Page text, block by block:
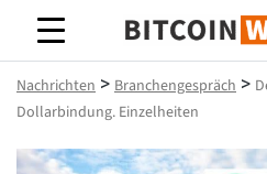
Bitcoin-
Nachrichten > Branchengespräch >
Dollarbindung. Einzelheiten